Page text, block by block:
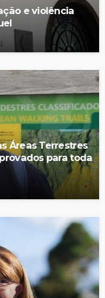
e violência
Áreas Terrestres
para toda